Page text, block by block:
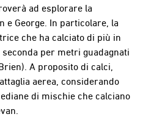
ad esplorare la
e George. In particolare, la
che ha calciato di più in
per metri guadagnati
A proposito di calci,
aerea, considerando
di mischie che calciano